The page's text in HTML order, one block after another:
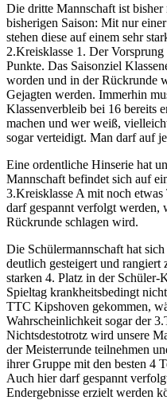
Die dritte Mannschaft ist
bisherigen Saison: Mit nur
stehen diese auf einem sehr
2.Kreisklasse 1. Der
Punkte. Das Saisonziel
worden und in der Rückrunde
Gejagten werden. Immerhin
Klassenverbleib bei 16 bereits
machen und wer weiß,
sogar verteidigt. Man darf auf
Eine ordentliche Hinserie hat
Mannschaft befindet sich auf
3.Kreisklasse A mit noch
darf gespannt verfolgt werden,
Rückrunde schlagen wird.
Die Schülermannschaft hat
deutlich gesteigert und rangiert
starken 4. Platz in der Schüler-
Spieltag krankheitsbedingt
TTC Kipshoven gekommen,
Wahrscheinlichkeit sogar der
Nichtsdestotrotz wird unsere
der Meisterrunde teilnehmen
ihrer Gruppe mit den besten 4
Auch hier darf gespannt
Endergebnisse erzielt werden